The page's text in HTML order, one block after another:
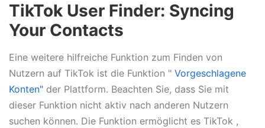
TikTok User Finder: Syncing
Your Contacts
Eine weitere hilfreiche Funktion zum Finden von
Nutzern auf TikTok ist die Funktion " Vorgeschlagene
Konten" der Plattform. Beachten Sie, dass Sie mit
dieser Funktion nicht aktiv nach anderen Nutzern
suchen können. Die Funktion ermöglicht es TikTok ,